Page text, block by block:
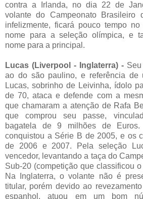
contra a Irlanda, no dia 22 de
volante do Campeonato Brasileiro
infelizmente, ficará pouco tempo
nome para a seleção olímpica, e
nome para a principal.
Lucas (Liverpool - Inglaterra) -
ao do são paulino, e referência de
Lucas, sobrinho de Leivinha, ídolo
de 70, ataca e defende com a
que chamaram a atenção de Rafa
que comprou seu passe,
bagatela de 9 milhões de
conquistou a Série B de 2005, e os
de 2006 e 2007. Pela seleção
vencedor, levantando a taça do
Sub-20 (competição que classificou
Na Inglaterra, o volante não é
titular, porém devido ao
espanhol, atuou em um bom